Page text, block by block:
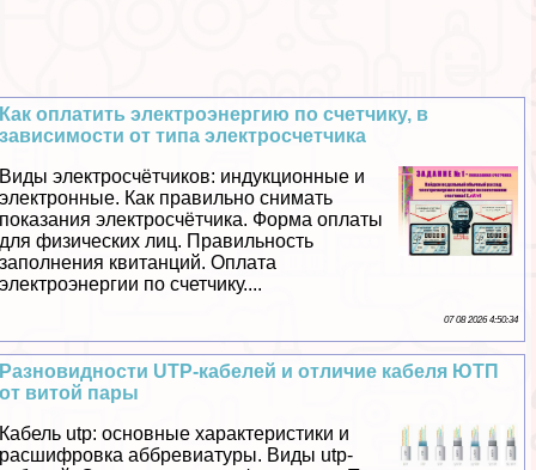
Как оплатить электроэнергию по счетчику, в
зависимости от типа электросчетчика
Виды электросчётчиков: индукционные и
электронные. Как правильно снимать
показания электросчётчика. Форма оплаты
для физических лиц. Правильность
заполнения квитанций. Оплата
электроэнергии по счетчику....
07 08 2026 4:50:34
Разновидности UTP-кабелей и отличие кабеля ЮТП
от витой пары
Кабель utp: основные хаpaктеристики и
расшифровка аббревиатуры. Виды utp-